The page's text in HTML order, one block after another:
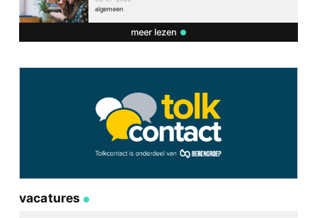
algemeen
meer lezen
vacatures